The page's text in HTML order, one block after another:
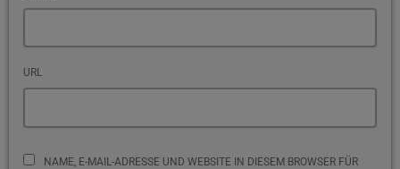
URL
NAME, E-MAIL-ADRESSE UND WEBSITE IN DIESEM BROWSER FÜR